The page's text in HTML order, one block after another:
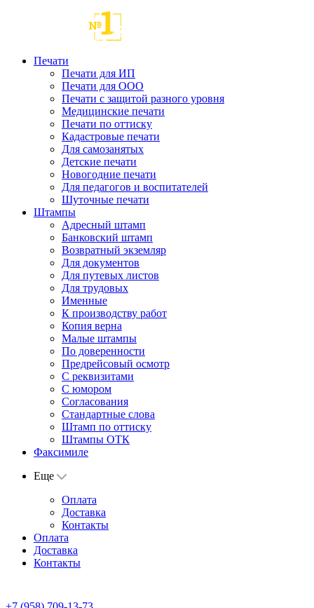
Печати
Печати для ИП
Печати для ООО
Печати с защитой разного уровня
Медицинские печати
Печати по оттиску
Кадастровые печати
Для самозанятых
Детские печати
Новогодние печати
Для педагогов и воспитателей
Шуточные печати
Штампы
Адресный штамп
Банковский штамп
Возвратный экземляр
Для документов
Для путевых листов
Для трудовых
Именные
К производству работ
Копия верна
Малые штампы
По доверенности
Предрейсовый осмотр
С реквизитами
С юмором
Согласования
Стандартные слова
Штамп по оттиску
Штампы ОТК
Факсимиле
Еще
Оплата
Доставка
Контакты
Оплата
Доставка
Контакты